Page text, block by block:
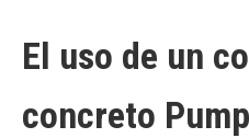
El uso de un
concreto